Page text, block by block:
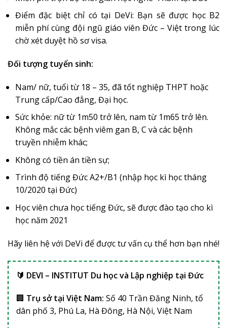
Điểm đặc biệt chỉ có tại DeVi: Bạn sẽ được học B2
miễn phí cùng đội ngũ giáo viên Đức – Việt trong lúc
chờ xét duyệt hồ sơ visa.
Đối tượng tuyển sinh:
Nam/ nữ, tuổi từ 18 – 35, đã tốt nghiệp THPT hoặc
Trung cấp/Cao đẳng, Đại học.
Sức khỏe: nữ từ 1m50 trở lên, nam từ 1m65 trở lên.
Không mắc các bệnh viêm gan B, C và các bệnh
truyền nhiễm khác;
Không có tiền án tiền sự;
Trình độ tiếng Đức A2+/B1 (nhập học kì học tháng
10/2020 tại Đức)
Học viên chưa học tiếng Đức, sẽ được đào tạo cho kì
học năm 2021
​Hãy liên hệ với DeVi để được tư vấn cụ thể hơn bạn nhé!
🔰 DEVI – INSTITUT Du học và Lập nghiệp tại Đức
🏢 Trụ sở tại Việt Nam: Số 40 Trần Đăng Ninh, tổ
dân phố 3, Phú La, Hà Đông, Hà Nội, Việt Nam